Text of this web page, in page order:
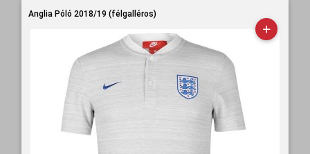
Anglia Póló 2018/19 (félgalléros)